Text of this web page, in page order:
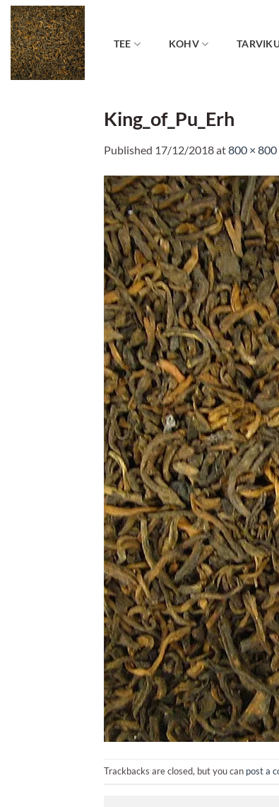
Skip
content
TEE KOHV
King_of_Pu_Erh
Published 17/12/2018at800 × 800
Trackbacks are closed, but you can post a